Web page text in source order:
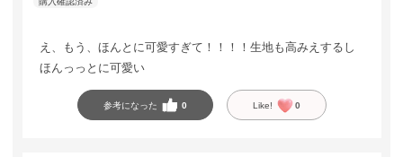
え、もう、ほんとに可愛すぎて！！！！生地も高みえするし
ほんっっとに可愛い
参考になった 0 Like! 0